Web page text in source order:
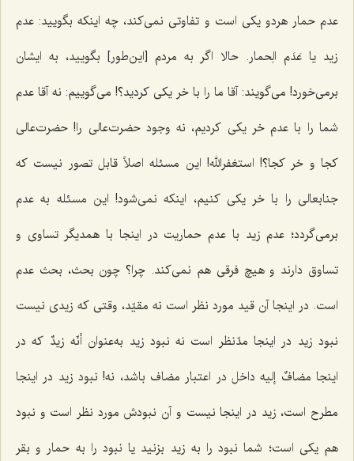
عدم حمار هردو یکى است و تفاوتى نمى‌کند، چه اینکه بگویید: عدم
زید یا عَدَم الِحمار. حالا اگر به مردم [این‌طور] بگویید، به ایشان
برمى‌خورد! مى‌گویند: آقا ما را با خر یکى کردید؟! می‌گوییم: نه آقا عدم
شما را با عدم خر یکى کردیم، نه وجود حضرت‌عالی را! حضرت‌عالی
کجا و خر کجا؟! استغفرالله! این مسئله اصلاً قابل تصور نیست که
جنابعالى را با خر یکى کنیم، اینکه نمى‌شود! این مسئله به عدم
برمى‌گردد؛ عدم زید با عدم حماریت در اینجا با همدیگر تساوى و
تساوق دارند و هیچ فرقی هم نمى‌کند. چرا؟ چون بحث، بحث عدم
است. در اینجا آن قید مورد نظر است نه مقیّد، وقتى که زیدى نیست
نبود زید در اینجا مدّنظر است نه نبود زید به‌عنوانأنّه زیدٌ که در
اینجا مضافٌ إلیه داخل در اعتبار مضاف باشد، نه! نبود زید در اینجا
مطرح است، زید در اینجا نیست و آن نبودش مورد نظر است و نبود
هم یکى است؛ شما نبود را به زید بزنید یا نبود را به حمار و بقر